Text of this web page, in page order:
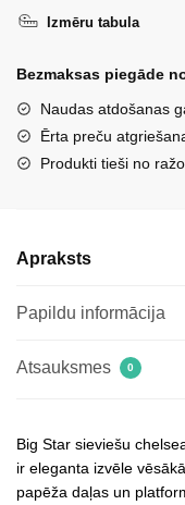
ar
un
rāvējslēdzēju
Big
Star
Izmēru tabula
Bezmaksas piegāde
Naudas atdošanas
Ērta preču
Produkti tieši no
Apraksts
Papildu informācija
Atsauksmes 0
Big Star sieviešu
ir eleganta izvēle
papēža daļas un